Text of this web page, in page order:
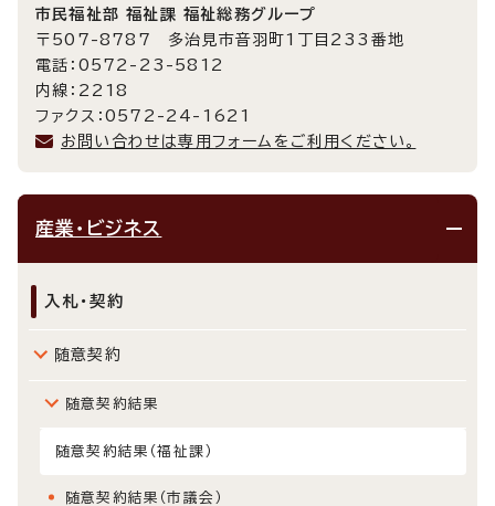
市民福祉部 福祉課 福祉総務グループ
〒507-8787 多治見市音羽町1丁目233番地
電話：0572-23-5812
内線：2218
ファクス：0572-24-1621
お問い合わせは専用フォームをご利用ください。
産業・ビジネス
入札・契約
随意契約
随意契約結果
随意契約結果（福祉課）
随意契約結果（市議会）